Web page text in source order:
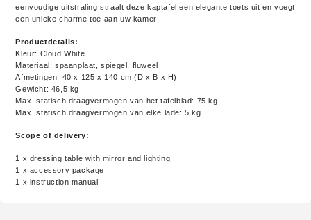
eenvoudige uitstraling straalt deze kaptafel een elegante toets uit en voegt
een unieke charme toe aan uw kamer
Productdetails:
Kleur: Cloud White
Materiaal: spaanplaat, spiegel, fluweel
Afmetingen: 40 x 125 x 140 cm (D x B x H)
Gewicht: 46,5 kg
Max. statisch draagvermogen van het tafelblad: 75 kg
Max. statisch draagvermogen van elke lade: 5 kg
Scope of delivery:
1 x dressing table with mirror and lighting
1 x accessory package
1 x instruction manual